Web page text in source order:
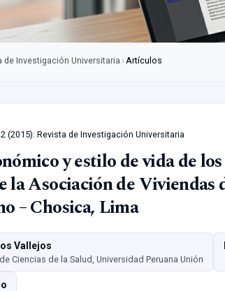
de Investigación Universitaria › Artículos
(2015): Revista de Investigación Universitaria
y estilo de vida de
la Asociación de Viviendas
– Chosica, Lima
Vallejos
Ciencias de la Salud, Universidad Peruana Unión